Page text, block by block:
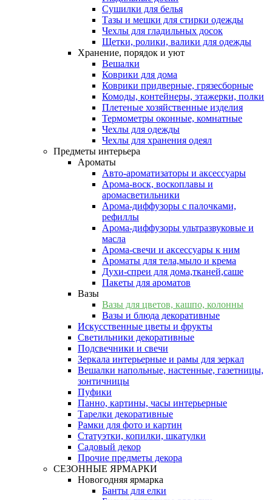
Сушилки для белья
Тазы и мешки для стирки одежды
Чехлы для гладильных досок
Щетки, ролики, валики для одежды
Хранение, порядок и уют
Вешалки
Коврики для дома
Коврики придверные, грязесборные
Комоды, контейнеры, этажерки, полки
Плетеные хозяйственные изделия
Термометры оконные, комнатные
Чехлы для одежды
Чехлы для хранения одеял
Предметы интерьера
Ароматы
Авто-ароматизаторы и аксессуары
Арома-воск, воскоплавы и
аромасветильники
Арома-диффузоры с палочками,
рефиллы
Арома-диффузоры ультразвуковые и
масла
Арома-свечи и аксессуары к ним
Ароматы для тела,мыло и крема
Духи-спреи для дома,тканей,саше
Пакеты для ароматов
Вазы
Вазы для цветов, кашпо, колонны
Вазы и блюда декоративные
Искусственные цветы и фрукты
Светильники декоративные
Подсвечники и свечи
Зеркала интерьерные и рамы для зеркал
Вешалки напольные, настенные, газетницы,
зонтичницы
Пуфики
Панно, картины, часы интерьерные
Тарелки декоративные
Рамки для фото и картин
Статуэтки, копилки, шкатулки
Садовый декор
Прочие предметы декора
СЕЗОННЫЕ ЯРМАРКИ
Новогодняя ярмарка
Банты для елки